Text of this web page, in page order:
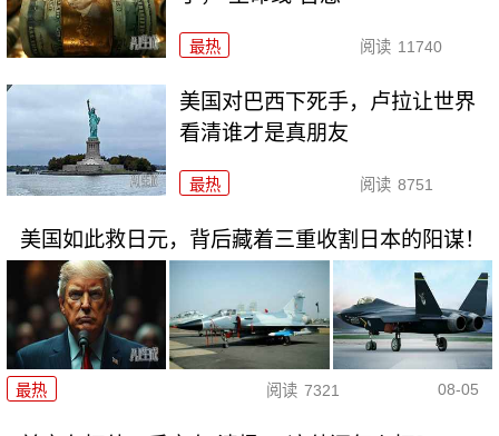
最热 阅读 11740
美国对巴西下死手，卢拉让世界
看清谁才是真朋友
最热 阅读 8751
美国如此救日元，背后藏着三重收割日本的阳谋！
最热 阅读 7321 08-05